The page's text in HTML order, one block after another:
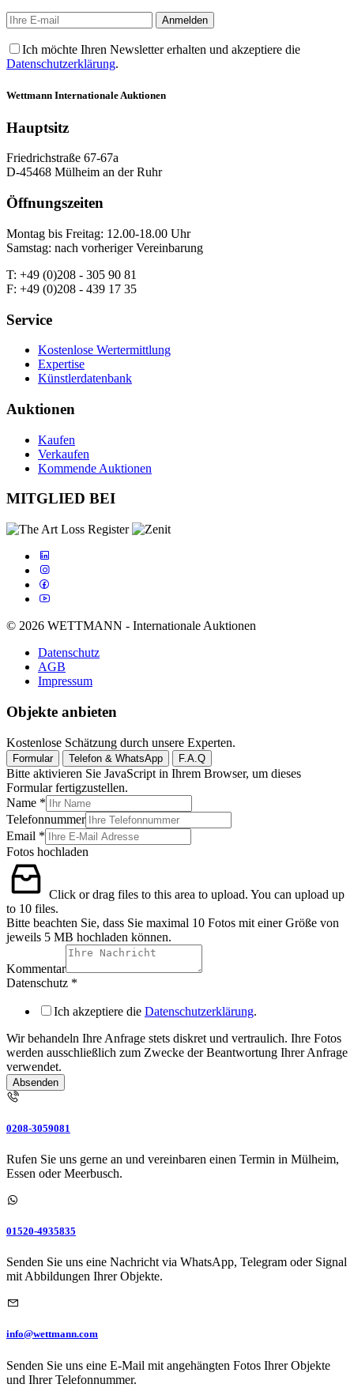
Ich möchte Ihren Newsletter erhalten und akzeptiere die
Datenschutzerklärung.
Wettmann Internationale Auktionen
Hauptsitz
Friedrichstraße 67-67a
D-45468 Mülheim an der Ruhr
Öffnungszeiten
Montag bis Freitag: 12.00-18.00 Uhr
Samstag: nach vorheriger Vereinbarung
T: +49 (0)208 - 305 90 81
F: +49 (0)208 - 439 17 35
Service
Kostenlose Wertermittlung
Expertise
Künstlerdatenbank
Auktionen
Kaufen
Verkaufen
Kommende Auktionen
MITGLIED BEI
© 2026 WETTMANN - Internationale Auktionen
Datenschutz
AGB
Impressum
Objekte anbieten
Kostenlose Schätzung durch unsere Experten.
Formular Telefon & WhatsApp F.A.Q
Bitte aktivieren Sie JavaScript in Ihrem Browser, um dieses
Formular fertigzustellen.
Name *
Telefonnummer
Email *
Fotos hochladen
Click or drag files to this area to upload. You can upload up
to 10 files.
Bitte beachten Sie, dass Sie maximal 10 Fotos mit einer Größe von
jeweils 5 MB hochladen können.
Kommentar
Datenschutz *
Ich akzeptiere die Datenschutzerklärung.
Wir behandeln Ihre Anfrage stets diskret und vertraulich. Ihre Fotos
werden ausschließlich zum Zwecke der Beantwortung Ihrer Anfrage
verwendet.
Absenden
0208-3059081
Rufen Sie uns gerne an und vereinbaren einen Termin in Mülheim,
Essen oder Meerbusch.
01520-4935835
Senden Sie uns eine Nachricht via WhatsApp, Telegram oder Signal
mit Abbildungen Ihrer Objekte.
info@wettmann.com
Senden Sie uns eine E-Mail mit angehängten Fotos Ihrer Objekte
und Ihrer Telefonnummer.